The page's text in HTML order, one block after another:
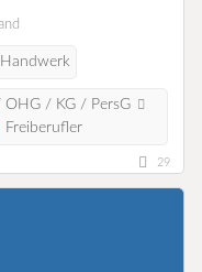
Handwerk
/ KG / PersG
Freiberufler
29